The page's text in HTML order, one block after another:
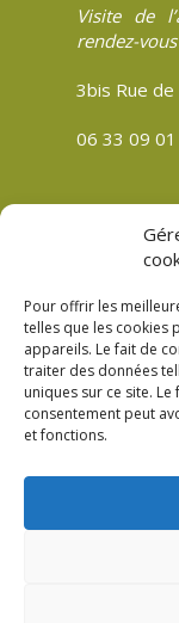
Pour offrir les
telles que les cookies
appareils. Le fait de
traiter des données
uniques sur ce site.
consentement peut
et fonctions.
Visite de
rendez-vous
3bis Rue
06 33 09 01
Mentions
Plan du site
Politique de
© 2026